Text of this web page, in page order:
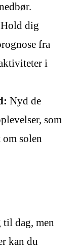
Hold dig
fra
i
Nyd de
som
om solen
til dag, men
kan du